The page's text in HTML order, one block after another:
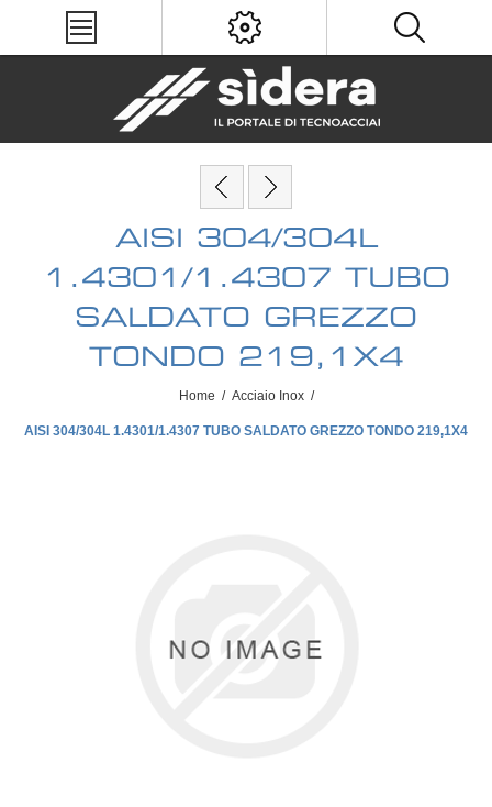
AISI 304/304L
1.4301/1.4307 TUBO
SALDATO GREZZO
TONDO 219,1X4
Home / Acciaio Inox /
AISI 304/304L 1.4301/1.4307 TUBO SALDATO GREZZO TONDO 219,1X4